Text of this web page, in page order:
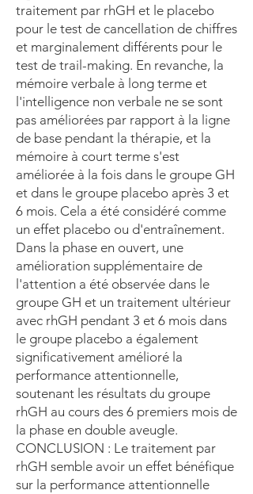
traitement par rhGH et le placebo
pour le test de cancellation de chiffres
et marginalement différents pour le
test de trail-making. En revanche, la
mémoire verbale à long terme et
l'intelligence non verbale ne se sont
pas améliorées par rapport à la ligne
de base pendant la thérapie, et la
mémoire à court terme s'est
améliorée à la fois dans le groupe GH
et dans le groupe placebo après 3 et
6 mois. Cela a été considéré comme
un effet placebo ou d'entraînement.
Dans la phase en ouvert, une
amélioration supplémentaire de
l'attention a été observée dans le
groupe GH et un traitement ultérieur
avec rhGH pendant 3 et 6 mois dans
le groupe placebo a également
significativement amélioré la
performance attentionnelle,
soutenant les résultats du groupe
rhGH au cours des 6 premiers mois de
la phase en double aveugle.
CONCLUSION : Le traitement par
rhGH semble avoir un effet bénéfique
sur la performance attentionnelle